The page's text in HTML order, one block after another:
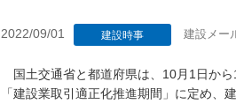
2022/09/01 建設時事 建設メー
国土交通省と都道府県は、10月1日から
「建設業取引適正化推進期間」に定め、